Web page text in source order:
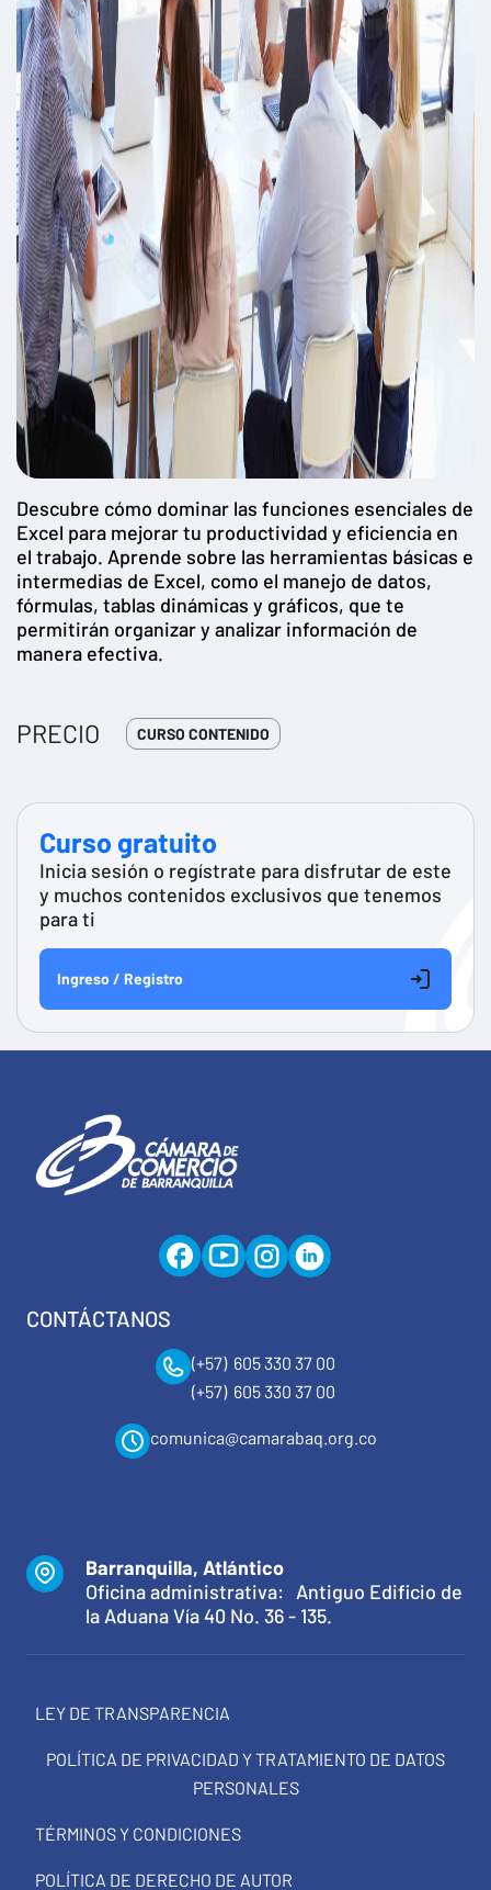
Descubre cómo dominar las funciones esenciales de
Excel para mejorar tu productividad y eficiencia en
el trabajo. Aprende sobre las herramientas básicas e
intermedias de Excel, como el manejo de datos,
fórmulas, tablas dinámicas y gráficos, que te
permitirán organizar y analizar información de
manera efectiva.
PRECIO CURSO CONTENIDO
Curso gratuito
Inicia sesión o regístrate para disfrutar de este
y muchos contenidos exclusivos que tenemos
para ti
Ingreso / Registro
CONTÁCTANOS
(+57) 605 330 37 00
(+57) 605 330 37 00
comunica@camarabaq.org.co
Barranquilla, Atlántico
Oficina administrativa: Antiguo Edificio de
la Aduana Vía 40 No. 36 - 135.
LEY DE TRANSPARENCIA
POLÍTICA DE PRIVACIDAD Y TRATAMIENTO DE DATOS
PERSONALES
TÉRMINOS Y CONDICIONES
POLÍTICA DE DERECHO DE AUTOR